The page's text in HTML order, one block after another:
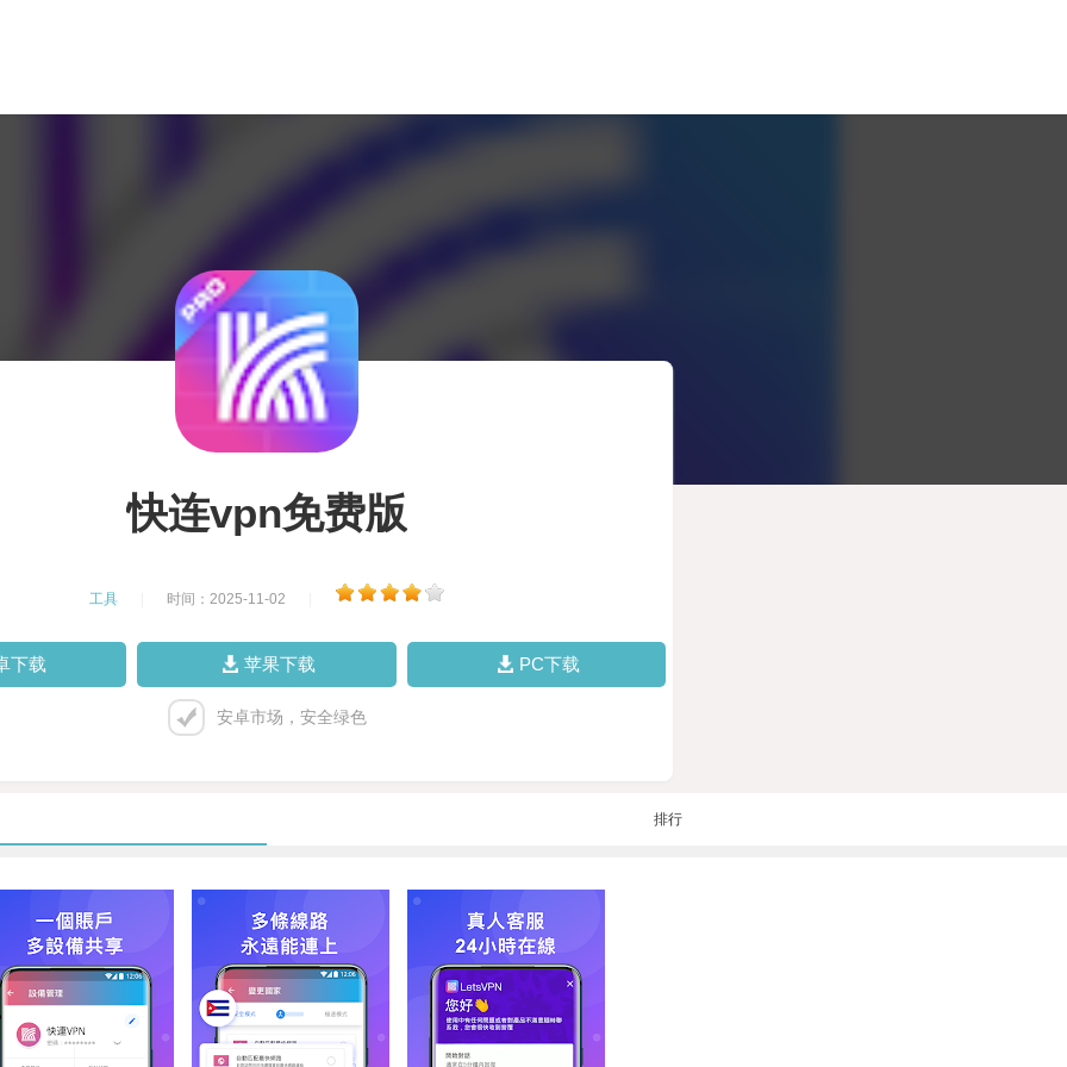
快连vpn免费版
工具 时间：2025-11-02
下载 苹果下载 PC下载
安卓市场，安全绿色
排行